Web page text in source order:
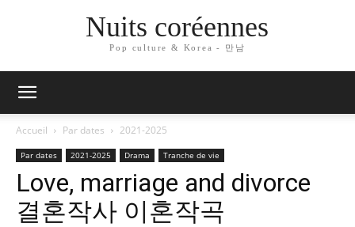
Nuits coréennes
Pop culture & Korea - 만남
Accueil Par dates 2021-2025
Par dates 2021-2025 Drama Tranche de vie
Love, marriage and divorce
결혼작사 이혼작곡